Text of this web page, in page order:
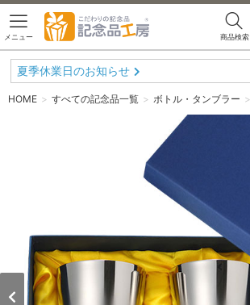
メニュー 商品検索
夏季休業日のお知らせ
HOME すべての記念品一覧 ボトル・タンブラー